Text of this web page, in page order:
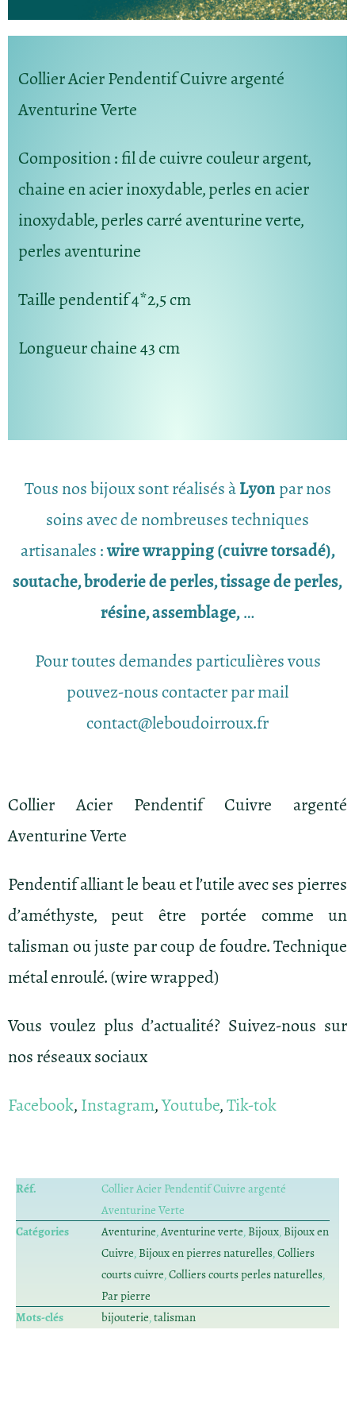
Collier Acier Pendentif Cuivre argenté
Aventurine Verte
Composition: fil de cuivre couleur argent,
chaine en acier inoxydable, perles en acier
inoxydable, perles carré aventurine verte,
perles aventurine
Taille pendentif4*2,5 cm
Longueur chaine43 cm
Tous nos bijoux sont réalisés àLyonpar nos
soins avec de nombreuses techniques
artisanales :wire wrapping (cuivre torsadé),
soutache, broderie de perles, tissage de perles,
résine, assemblage,…
Pour toutes demandes particulières vous
pouvez-nous contacter par mail
contact@leboudoirroux.fr
Collier Acier Pendentif Cuivre argenté
Aventurine Verte
Pendentif alliant le beau et l’utile avec ses pierres
d’améthyste, peut être portée comme un
talisman ou juste par coup de foudre. Technique
métal enroulé. (wire wrapped)
Vous voulez plus d’actualité? Suivez-nous sur
nos réseaux sociaux
Facebook,Instagram,Youtube,Tik-tok
Réf.
Collier Acier Pendentif Cuivre argenté
Aventurine Verte
Catégories
Aventurine,Aventurine verte,Bijoux,Bijoux en
Cuivre,Bijoux en pierres naturelles,Colliers
courts cuivre,Colliers courts perles naturelles,
Par pierre
Mots-clés
bijouterie,talisman